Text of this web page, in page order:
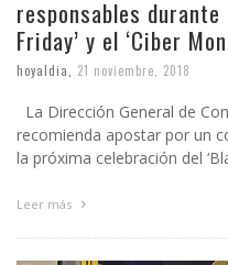
responsables
Friday’ y el ‘Ciber
hoyaldia 21 noviembre, 2018
La Dirección General de
recomienda apostar por un
la próxima celebración del
Leer más